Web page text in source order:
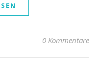
0 Kommentare